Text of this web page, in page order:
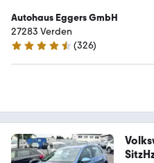
Autohaus Eggers GmbH
27283 Verden
4.4 Sterne
(326)